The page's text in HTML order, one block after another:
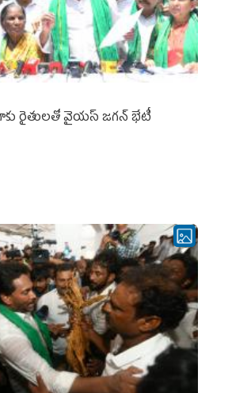
రైతులతో వైయస్ జగన్ భేటీ